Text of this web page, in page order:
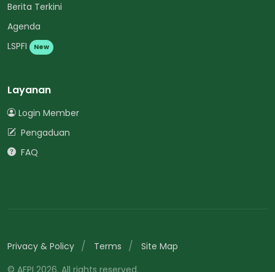
Berita Terkini
Agenda
LSPFI
New
Layanan
Login Member
Pengaduan
FAQ
Privacy & Policy Terms
Site Map
© AFPI 2026. All rights reserved.